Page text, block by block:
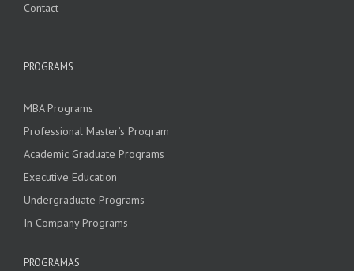
Contact
PROGRAMS
MBA Programs
Professional Master’s Program
Academic Graduate Programs
Executive Education
Undergraduate Programs
In Company Programs
PROGRAMAS